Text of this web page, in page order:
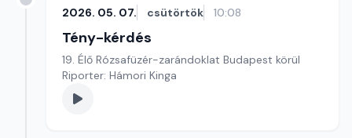
2026. 05. 07. csütörtök 10:08
Tény-kérdés
19. Élő Rózsafüzér-zarándoklat Budapest körül
Riporter: Hámori Kinga